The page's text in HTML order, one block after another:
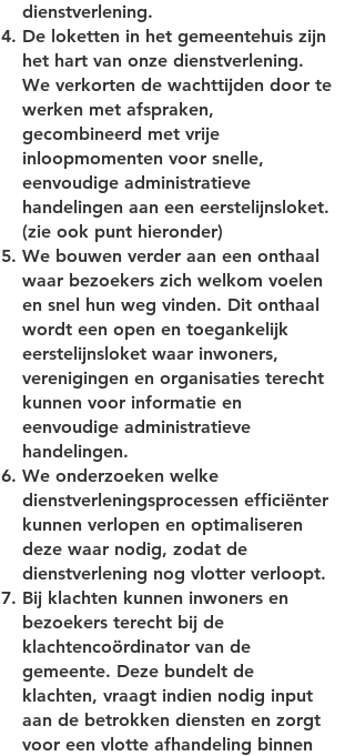
dienstverlening.
De loketten in het gemeentehuis zijn
het hart van onze dienstverlening.
We verkorten de wachttijden door te
werken met afspraken,
gecombineerd met vrije
inloopmomenten voor snelle,
eenvoudige administratieve
handelingen aan een eerstelijnsloket.
(zie ook punt hieronder)
We bouwen verder aan een onthaal
waar bezoekers zich welkom voelen
en snel hun weg vinden. Dit onthaal
wordt een open en toegankelijk
eerstelijnsloket waar inwoners,
verenigingen en organisaties terecht
kunnen voor informatie en
eenvoudige administratieve
handelingen.
We onderzoeken welke
dienstverleningsprocessen efficiënter
kunnen verlopen en optimaliseren
deze waar nodig, zodat de
dienstverlening nog vlotter verloopt.
Bij klachten kunnen inwoners en
bezoekers terecht bij de
klachtencoördinator van de
gemeente. Deze bundelt de
klachten, vraagt indien nodig input
aan de betrokken diensten en zorgt
voor een vlotte afhandeling binnen